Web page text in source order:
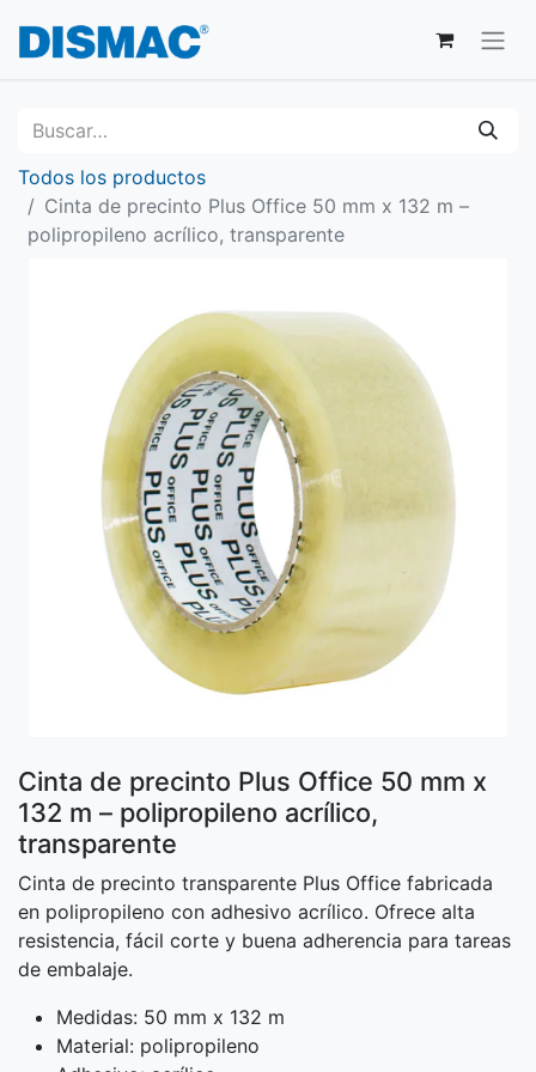
Todos los productos
Cinta de precinto Plus Office 50 mm x 132 m –
polipropileno acrílico, transparente
Cinta de precinto Plus Office 50 mm x
132 m – polipropileno acrílico,
transparente
Cinta de precinto transparente Plus Office fabricada
en polipropileno con adhesivo acrílico. Ofrece alta
resistencia, fácil corte y buena adherencia para tareas
de embalaje.
Medidas: 50 mm x 132 m
Material: polipropileno